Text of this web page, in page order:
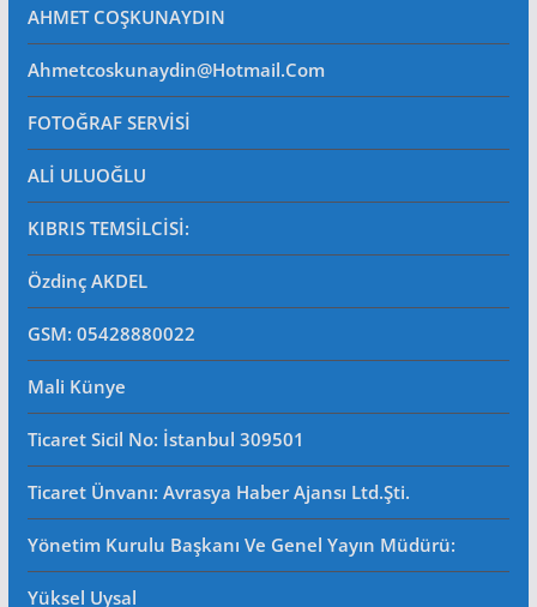
AHMET COŞKUNAYDIN
Ahmetcoskunaydin@hotmail.com
FOTOĞRAF SERVİSİ
ALİ ULUOĞLU
KIBRIS TEMSİLCİSİ:
Özdinç AKDEL
GSM: 05428880022
Mali Künye
Ticaret Sicil No: İstanbul 309501
Ticaret Ünvanı: Avrasya Haber Ajansı Ltd.Şti.
Yönetim Kurulu Başkanı Ve Genel Yayın Müdürü:
Yüksel Uysal